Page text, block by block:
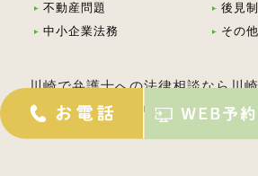
不動産問題
中小企業法務
後見
その他
川崎で弁護士への法律相談なら川
© 2026 Kawasaki Goudou